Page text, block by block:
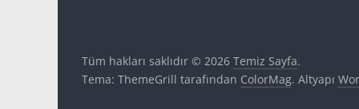
Tüm hakları saklıdır © 2026 Temiz Sayfa.
Tema: ThemeGrill tarafından ColorMag. Altyapı